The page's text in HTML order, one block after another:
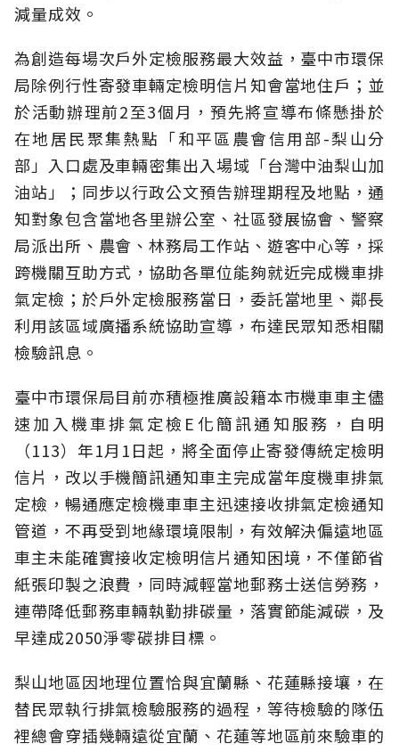
減量成效。
為創造每場次戶外定檢服務最大效益，臺中市環保
局除例行性寄發車輛定檢明信片知會當地住戶；並
於活動辦理前2至3個月，預先將宣導布條懸掛於
在地居民聚集熱點「和平區農會信用部-梨山分
部」入口處及車輛密集出入場域「台灣中油梨山加
油站」；同步以行政公文預告辦理期程及地點，通
知對象包含當地各里辦公室、社區發展協會、警察
局派出所、農會、林務局工作站、遊客中心等，採
跨機關互助方式，協助各單位能夠就近完成機車排
氣定檢；於戶外定檢服務當日，委託當地里、鄰長
利用該區域廣播系統協助宣導，布達民眾知悉相關
檢驗訊息。
臺中市環保局目前亦積極推廣設籍本市機車車主儘
速加入機車排氣定檢E化簡訊通知服務，自明
（113）年1月1日起，將全面停止寄發傳統定檢明
信片，改以手機簡訊通知車主完成當年度機車排氣
定檢，暢通應定檢機車車主迅速接收排氣定檢通知
管道，不再受到地緣環境限制，有效解決偏遠地區
車主未能確實接收定檢明信片通知困境，不僅節省
紙張印製之浪費，同時減輕當地郵務士送信勞務，
連帶降低郵務車輛執勤排碳量，落實節能減碳，及
早達成2050淨零碳排目標。
梨山地區因地理位置恰與宜蘭縣、花蓮縣接壤，在
替民眾執行排氣檢驗服務的過程，等待檢驗的隊伍
裡總會穿插幾輛遠從宜蘭、花蓮等地區前來驗車的